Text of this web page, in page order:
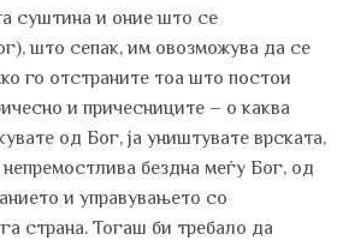
суштина и оние што се
што сепак, им овозможува да се
го отстраните тоа што постои
и причесниците – о каква
од Бог, ја уништувате врската,
бездна меѓу Бог, од
и управувањето со
страна. Тогаш би требало да